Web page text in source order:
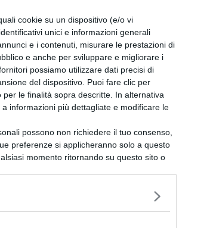
cookie su un dispositivo (e/o vi
unici e informazioni generali
e i contenuti, misurare le prestazioni di
e anche per sviluppare e migliorare i
possiamo utilizzare dati precisi di
del dispositivo. Puoi fare clic per
le finalità sopra descritte. In alternativa
informazioni più dettagliate e modificare le
possono non richiedere il tuo consenso,
preferenze si applicheranno solo a questo
momento ritornando su questo sito o